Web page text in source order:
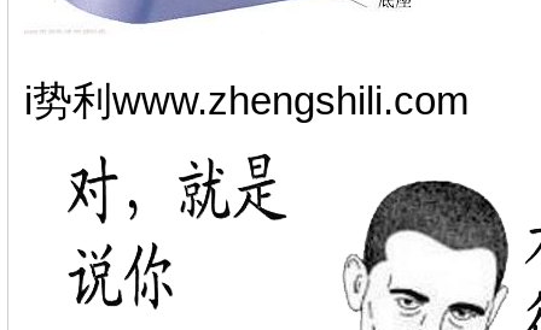
i势利www.zhengshili.com